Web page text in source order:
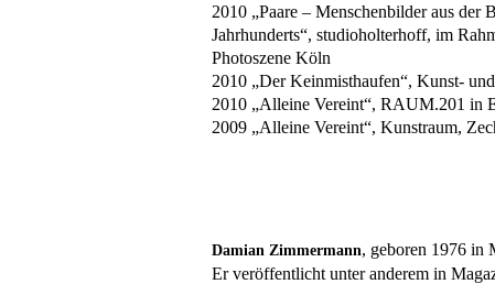
2010 „Paare – Menschenbilder aus der
Jahrhunderts“, studioholterhoff, im
Photoszene Köln
2010 „Der Keinmisthaufen“, Kunst-
2010 „Alleine Vereint“, RAUM.201 in
2009 „Alleine Vereint“, Kunstraum,
Damian Zimmermann, geboren 1976 in
Er veröffentlicht unter anderem in